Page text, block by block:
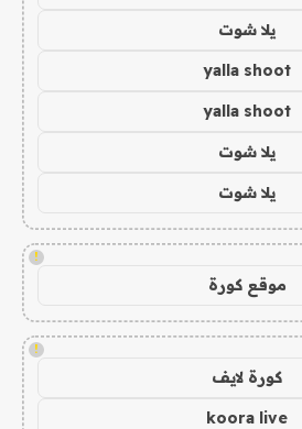
يلا شوت
yalla shoot
yalla shoot
يلا شوت
يلا شوت
!
موقع كورة
!
كورة لايف
koora live